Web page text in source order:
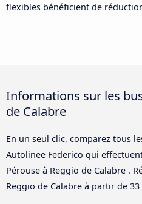
flexibles bénéficient de
Informations sur les
de Calabre
En un seul clic, comparez tous
Autolinee Federico qui
Pérouse à Reggio de Calabre .
Reggio de Calabre à partir de 33